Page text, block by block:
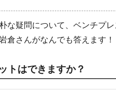
な疑問について、ベンチプ
倉さんがなんでも答えます！
トはできますか？